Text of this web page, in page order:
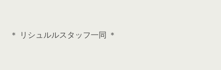
＊ リシュルルスタッフ一同 ＊